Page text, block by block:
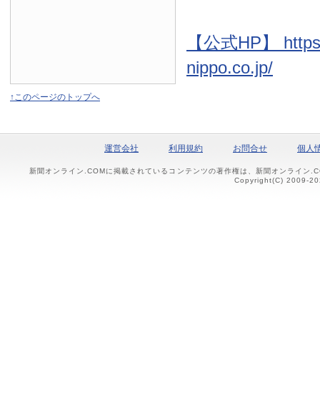
【公式HP】
nippo.co.jp/
↑このページのトップへ
運営会社 利用規約 お問合せ 個人
新聞オンライン.COMに掲載されているコンテンツの著作権は、新聞オンライン
Copyright(C) 2009-